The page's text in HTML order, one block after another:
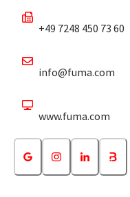
+49 7248 450 73 60
info@fuma.com
www.fuma.com